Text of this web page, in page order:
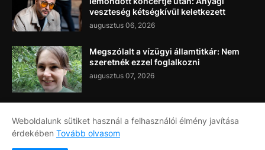
veszteség kétségkívül keletkezett
augusztus 06, 2026
Megszólalt a vízügyi államtitkár: Nem
szeretnék ezzel foglalkozni
augusztus 07, 2026
Címlap Rólunk
Weboldalunk sütiket használ a felhasználói élmény javítása
érdekében Tovább olvasom